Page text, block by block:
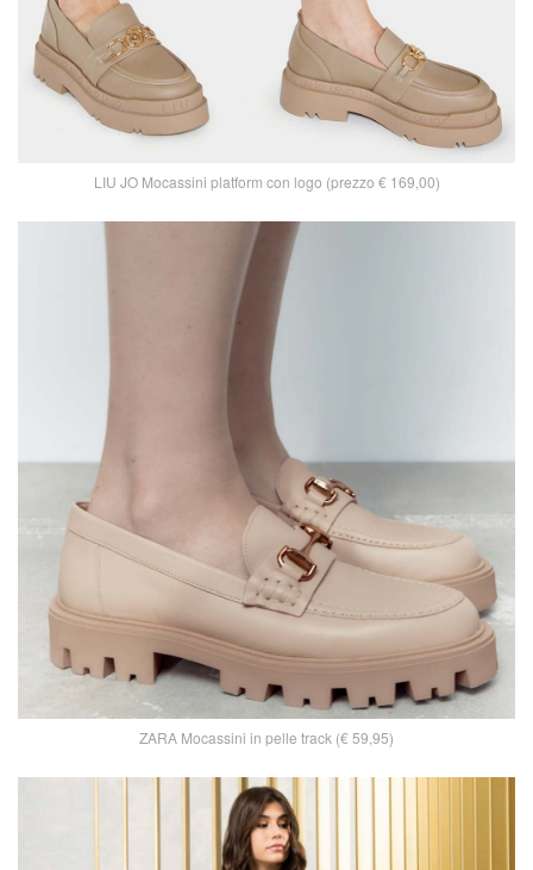
LIU JO Mocassini platform con logo (prezzo € 169,00)
ZARA Mocassini in pelle track (€ 59,95)